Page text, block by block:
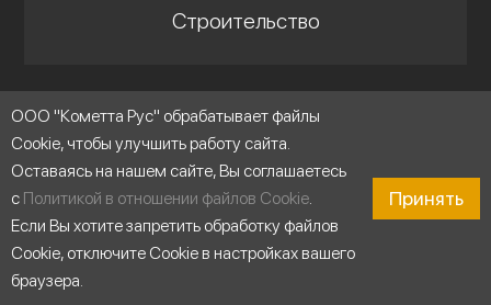
Строительство
ООО "Кометта Рус" обрабатывает файлы
Cookie, чтобы улучшить работу сайта.
Оставаясь на нашем сайте, Вы соглашаетесь
с Политикой в отношении файлов Cookie.
Если Вы хотите запретить обработку файлов
Cookie, отключите Cookie в настройках вашего
браузера.
Принять